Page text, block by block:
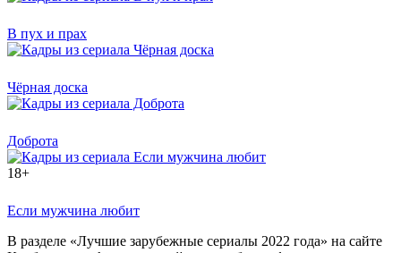
В пух и прах
Чёрная доска
Доброта
18+
Если мужчина любит
В разделе «Лучшие зарубежные сериалы 2022 года» на сайте